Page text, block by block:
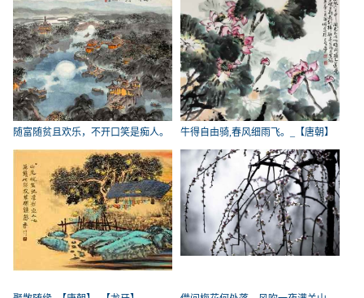
随富随贫且欢乐，不开口笑是痴人。
_
牛得自由骑,春风细雨飞。_【唐朝】